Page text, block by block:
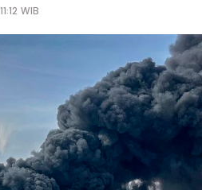
WIB